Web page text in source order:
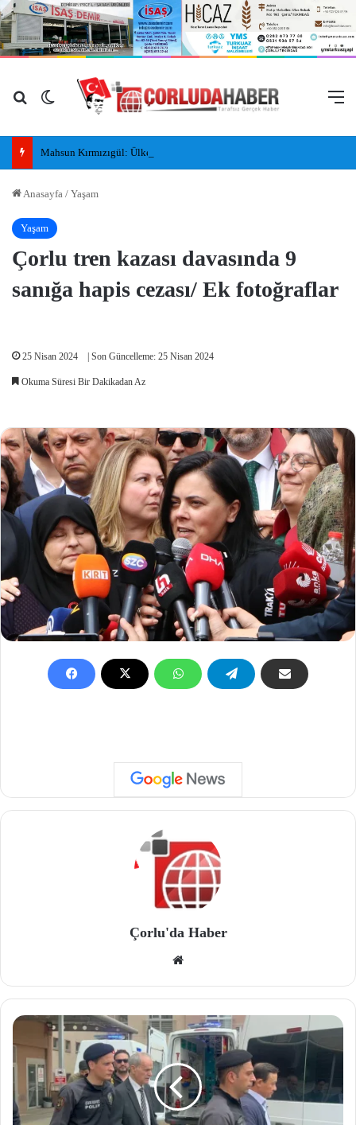
Arama yap ...
Dış görünümü değiştir
Anasayfa / Yaşam
Yaşam
Çorlu tren kazası davasında 9
sanığa hapis cezası/ Ek fotoğraflar
25 Nisan 2024 | Son Güncelleme: 25 Nisan 2024
Okuma Süresi Bir Dakikadan Az
Çorlu'da Haber
site
si